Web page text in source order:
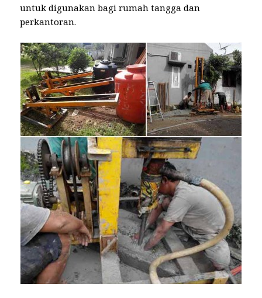
untuk digunakan bagi rumah tangga dan
perkantoran.